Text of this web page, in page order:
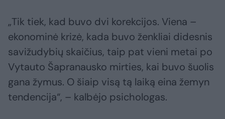
„Tik tiek, kad buvo dvi korekcijos. Viena –
ekonominė krizė, kada buvo ženkliai didesnis
savižudybių skaičius, taip pat vieni metai po
Vytauto Šapranausko mirties, kai buvo šuolis
gana žymus. O šiaip visą tą laiką eina žemyn
tendencija“, – kalbėjo psichologas.